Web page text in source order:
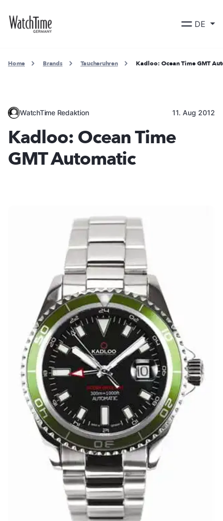
DE
Home Brands Taucheruhren Kadloo: Ocean Time GMT
WatchTime Redaktion 11. Aug 2012
Kadloo: Ocean Time
GMT Automatic